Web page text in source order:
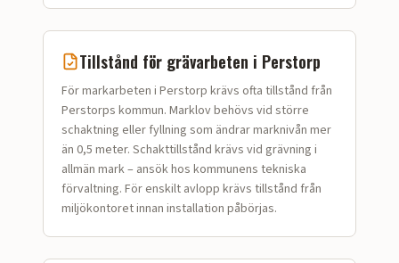
Tillstånd för grävarbeten i Perstorp
För markarbeten i Perstorp krävs ofta tillstånd från
Perstorps kommun. Marklov behövs vid större
schaktning eller fyllning som ändrar marknivån mer
än 0,5 meter. Schakttillstånd krävs vid grävning i
allmän mark – ansök hos kommunens tekniska
förvaltning. För enskilt avlopp krävs tillstånd från
miljökontoret innan installation påbörjas.